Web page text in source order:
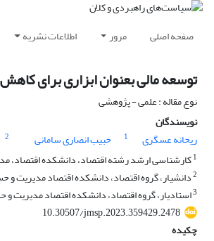
صفحه اصلی مرور اطلاعات نشریه
توسعه مالی بعنوان ابزاری برای
نوع مقاله : علمی - پژوهشی
نویسندگان
ریحانه عسگری
1 حبیب انصاری سامانی 2
1کارشناسی ارشد رشته اقتصاد، دانشکده اقتصاد،
2دانشیار، گروه اقتصاد، دانشکده اقتصاد مدیریت و
3استادیار، گروه اقتصاد، دانشکده اقتصاد مدیریت و
10.30507/jmsp.2023.359429.2478
چکیده